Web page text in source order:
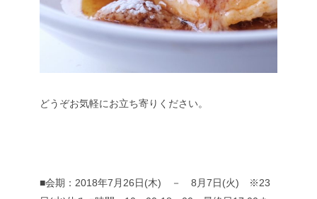
どうぞお気軽にお立ち寄りください。
■会期：2018年7月26日(木) － 8月7日(火) ※23